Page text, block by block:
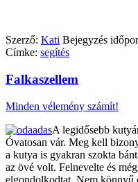
Szerző: Kati Bejegyzés
Címke: segítés
Falkaszellem
Minden vélemény számít!
A legidősebb
Óvatosan vár. Meg kell
a kutya is gyakran szokta
az övé volt. Felnevelte és
elgondolkodtat. Nem